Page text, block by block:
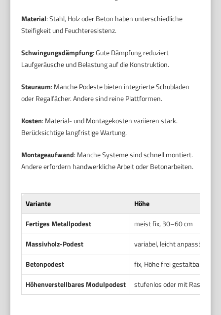
Material: Stahl, Holz oder Beton haben unterschiedliche
Steifigkeit und Feuchteresistenz.
Schwingungsdämpfung: Gute Dämpfung reduziert
Laufgeräusche und Belastung auf die Konstruktion.
Stauraum: Manche Podeste bieten integrierte Schubladen
oder Regalfächer. Andere sind reine Plattformen.
Kosten: Material- und Montagekosten variieren stark.
Berücksichtige langfristige Wartung.
Montageaufwand: Manche Systeme sind schnell montiert.
Andere erfordern handwerkliche Arbeit oder Betonarbeiten.
Variante Höhe
Fertiges Metallpodest
meist fix, 30–60 cm
Massivholz-Podest
variabel, leicht anpassbar
Betonpodest
fix, Höhe frei gestaltbar
Höhenverstellbares Modulpodest
stufenlos oder mit Rasten